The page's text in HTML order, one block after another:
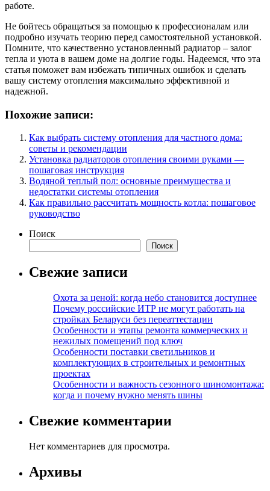
работе.
Не бойтесь обращаться за помощью к профессионалам или
подробно изучать теорию перед самостоятельной установкой.
Помните, что качественно установленный радиатор – залог
тепла и уюта в вашем доме на долгие годы. Надеемся, что эта
статья поможет вам избежать типичных ошибок и сделать
вашу систему отопления максимально эффективной и
надежной.
Похожие записи:
Как выбрать систему отопления для частного дома:
советы и рекомендации
Установка радиаторов отопления своими руками —
пошаговая инструкция
Водяной теплый пол: основные преимущества и
недостатки системы отопления
Как правильно рассчитать мощность котла: пошаговое
руководство
Поиск
Поиск
Свежие записи
Охота за ценой: когда небо становится доступнее
Почему российские ИТР не могут работать на
стройках Беларуси без переаттестации
Особенности и этапы ремонта коммерческих и
нежилых помещений под ключ
Особенности поставки светильников и
комплектующих в строительных и ремонтных
проектах
Особенности и важность сезонного шиномонтажа:
когда и почему нужно менять шины
Свежие комментарии
Нет комментариев для просмотра.
Архивы